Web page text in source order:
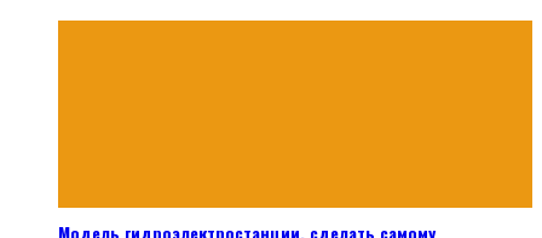
Модель гидроэлектростанции, сделать самому